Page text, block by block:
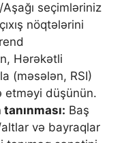
seçimləriniz
nöqtələrini
Hərəkətli
(məsələn, RSI)
etməyi düşünün.
Baş
və bayraqlar